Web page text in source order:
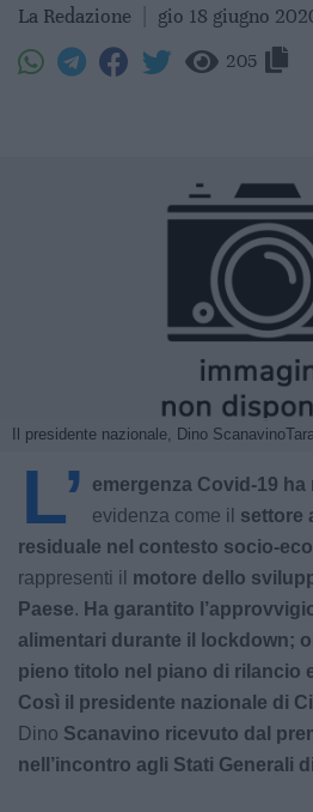
La Redazione gio 18 giugno
205
Il presidente nazionale, Dino
L’ emergenza Covid-19 ha
evidenza come il settore
residuale nel contesto socio-
rappresenti il motore dello
Paese. Ha garantito
alimentari durante il lockdown;
pieno titolo nel piano di rilancio
Così il presidente nazionale di
Dino Scanavino ricevuto dal
nell’incontro agli Stati Generali